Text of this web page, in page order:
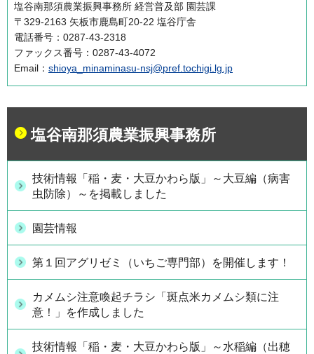
塩谷南那須農業振興事務所 経営普及部 園芸課
〒329-2163 矢板市鹿島町20-22 塩谷庁舎
電話番号：0287-43-2318
ファックス番号：0287-43-4072
Email： shioya_minaminasu-nsj@pref.tochigi.lg.jp
塩谷南那須農業振興事務所
技術情報「稲・麦・大豆かわら版」～大豆編（病害
虫防除）～を掲載しました
園芸情報
第１回アグリゼミ（いちご専門部）を開催します！
カメムシ注意喚起チラシ「斑点米カメムシ類に注
意！」を作成しました
技術情報「稲・麦・大豆かわら版」～水稲編（出穂